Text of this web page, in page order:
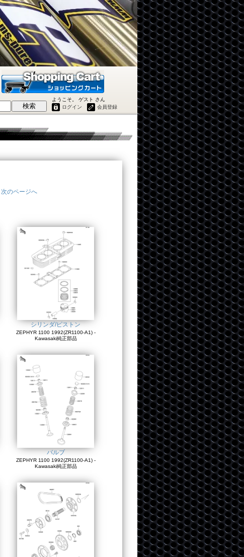
検索
ようこそ。 ゲスト さん
ログイン
会員登録
次のページへ
シリンダ/ピストン
ZEPHYR 1100 1992(ZR1100-A1) -
Kawasaki純正部品
バルブ
ZEPHYR 1100 1992(ZR1100-A1) -
Kawasaki純正部品